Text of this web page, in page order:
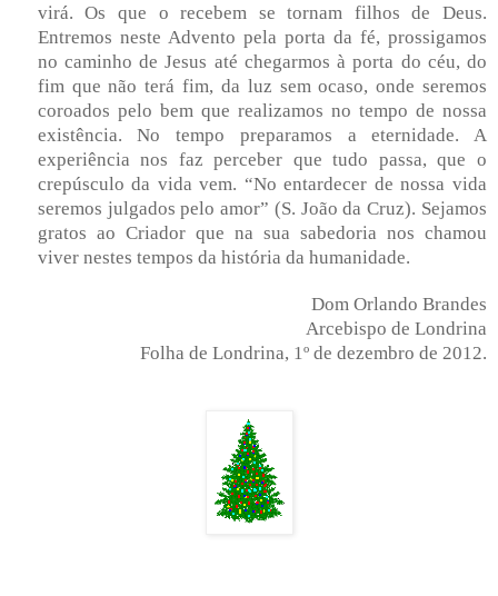
virá. Os que o recebem se tornam filhos de Deus.
Entremos neste Advento pela porta da fé, prossigamos
no caminho de Jesus até chegarmos à porta do céu, do
fim que não terá fim, da luz sem ocaso, onde seremos
coroados pelo bem que realizamos no tempo de nossa
existência. No tempo preparamos a eternidade. A
experiência nos faz perceber que tudo passa, que o
crepúsculo da vida vem. “No entardecer de nossa vida
seremos julgados pelo amor” (S. João da Cruz). Sejamos
gratos ao Criador que na sua sabedoria nos chamou
viver nestes tempos da história da humanidade.
Dom Orlando Brandes
Arcebispo de Londrina
Folha de Londrina, 1º de dezembro de 2012.